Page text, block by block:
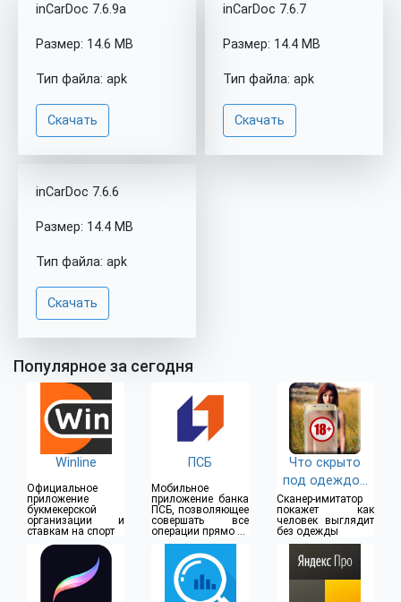
inCarDoc 7.6.9a
Размер: 14.6 MB
Тип файла: apk
Скачать
inCarDoc 7.6.7
Размер: 14.4 MB
Тип файла: apk
Скачать
inCarDoc 7.6.6
Размер: 14.4 MB
Тип файла: apk
Скачать
Популярное за сегодня
Winline
Официальное
приложение
букмекерской
организации и
ставкам на спорт
ПСБ
Мобильное
приложение банка
ПСБ, позволяющее
совершать все
операции прямо из
дома
Что скрыто
под одеждой
(18+)
Сканер-имитатор
покажет как
человек выглядит
без одежды